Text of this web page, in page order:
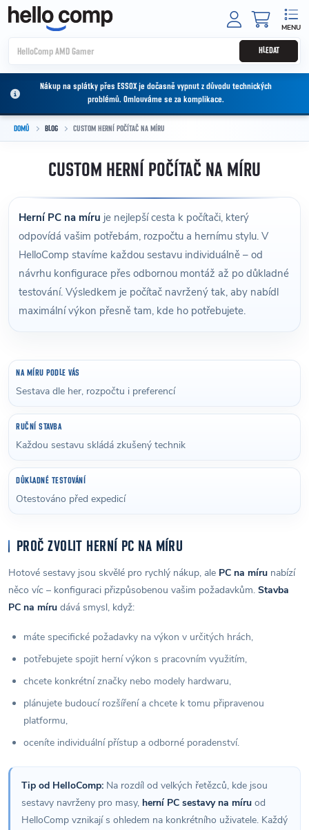
Přejít na obsah
HLEDAT
Nákup na splátky přes ESSOX je dočasně vypnut z důvodu technických
problémů. Omlouváme se za komplikace.
DOMŮ BLOG CUSTOM HERNÍ POČÍTAČ NA MÍRU
CUSTOM HERNÍ POČÍTAČ NA MÍRU
Herní PC na míru je nejlepší cesta k počítači, který
odpovídá vašim potřebám, rozpočtu a hernímu stylu. V
HelloComp stavíme každou sestavu individuálně – od
návrhu konfigurace přes odbornou montáž až po důkladné
testování. Výsledkem je počítač navržený tak, aby nabídl
maximální výkon přesně tam, kde ho potřebujete.
NA MÍRU PODLE VÁS
Sestava dle her, rozpočtu i preferencí
RUČNÍ STAVBA
Každou sestavu skládá zkušený technik
DŮKLADNÉ TESTOVÁNÍ
Otestováno před expedicí
PROČ ZVOLIT HERNÍ PC NA MÍRU
Hotové sestavy jsou skvělé pro rychlý nákup, ale PC na míru nabízí
něco víc – konfiguraci přizpůsobenou vašim požadavkům. Stavba
PC na míru dává smysl, když:
máte specifické požadavky na výkon v určitých hrách,
potřebujete spojit herní výkon s pracovním využitím,
chcete konkrétní značky nebo modely hardwaru,
plánujete budoucí rozšíření a chcete k tomu připravenou
platformu,
oceníte individuální přístup a odborné poradenství.
Tip od HelloComp: Na rozdíl od velkých řetězců, kde jsou
sestavy navrženy pro masy, herní PC sestavy na míru od
HelloComp vznikají s ohledem na konkrétního uživatele. Každý